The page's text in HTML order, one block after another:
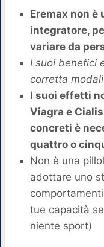
Eremax non è
integratore,
variare da
I suoi benefici
corretta
I suoi effetti
Viagra e
concreti è
quattro o
Non è una
adottare uno
tue capacità
niente sport)